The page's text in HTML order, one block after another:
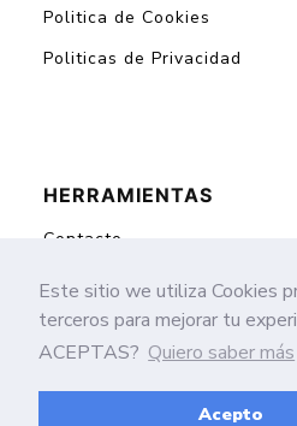
Politica de Cookies
Politicas de Privacidad
HERRAMIENTAS
Contacto
Mapa del Sitio
El mejor sitio de oraciones
Este sitio we utiliza Cookies
terceros para mejorar tu
ACEPTAS? Quiero saber más
Acepto